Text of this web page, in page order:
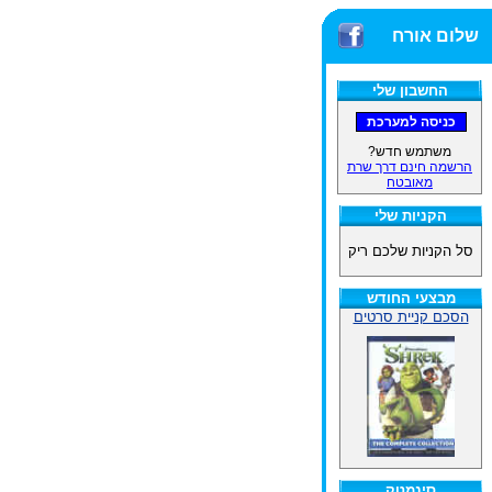
שלום אורח
החשבון שלי
משתמש חדש?
הרשמה חינם דרך שרת
מאובטח
הקניות שלי
סל הקניות שלכם ריק
מבצעי החודש
הסכם קניית סרטים